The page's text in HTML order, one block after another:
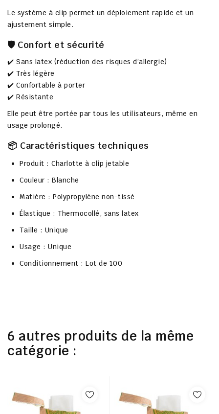
Le système à clip permet un déploiement rapide et un
ajustement simple.
🛡️ Confort et sécurité
✔️ Sans latex (réduction des risques d’allergie)
✔️ Très légère
✔️ Confortable à porter
✔️ Résistante
Elle peut être portée par tous les utilisateurs, même en
usage prolongé.
📦 Caractéristiques techniques
Produit : Charlotte à clip jetable
Couleur : Blanche
Matière : Polypropylène non-tissé
Élastique : Thermocollé, sans latex
Taille : Unique
Usage : Unique
Conditionnement : Lot de 100
6 autres produits de la même
catégorie :